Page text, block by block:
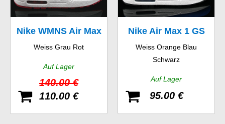
Nike WMNS Air Max
1 Essential
Weiss Grau Rot
Auf Lager
140.00 €
110.00 €
Nike Air Max 1 GS
Weiss Orange Blau
Schwarz
Auf Lager
95.00 €